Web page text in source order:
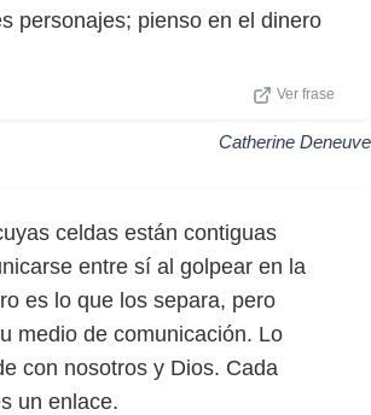
personajes; pienso en el dinero
Ver frase
Catherine Deneuve
celdas están contiguas
entre sí al golpear en la
es lo que los separa, pero
medio de comunicación. Lo
con nosotros y Dios. Cada
un enlace.